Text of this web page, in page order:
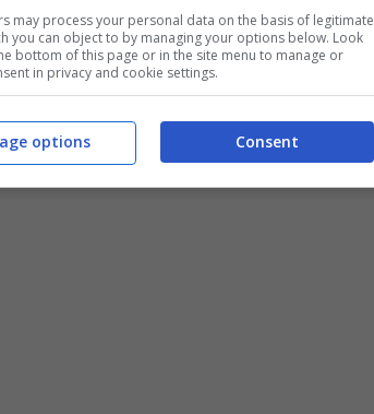
may process your personal data on the basis of legitimate
you can object to by managing your options below. Look
bottom of this page or in the site menu to manage or
in privacy and cookie settings.
Consent
options